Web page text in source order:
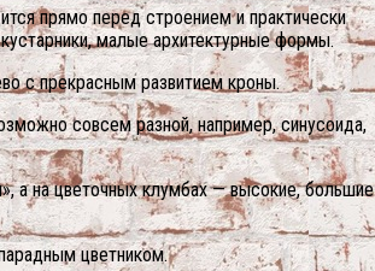
прямо перед строением и практически
малые архитектурные формы.
с прекрасным развитием кроны.
совсем разной, например, синусоида,
а на цветочных клумбах — высокие, большие
цветником.